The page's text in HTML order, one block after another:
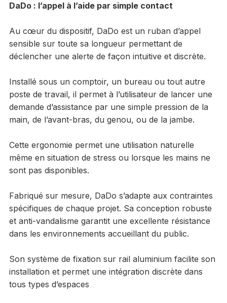
DaDo : l’appel à l’aide par simple contact
Au cœur du dispositif, DaDo est un ruban d’appel
sensible sur toute sa longueur permettant de
déclencher une alerte de façon intuitive et discrète.
Installé sous un comptoir, un bureau ou tout autre
poste de travail, il permet à l’utilisateur de lancer une
demande d’assistance par une simple pression de la
main, de l’avant-bras, du genou, ou de la jambe.
Cette ergonomie permet une utilisation naturelle
même en situation de stress ou lorsque les mains ne
sont pas disponibles.
Fabriqué sur mesure, DaDo s’adapte aux contraintes
spécifiques de chaque projet. Sa conception robuste
et anti-vandalisme garantit une excellente résistance
dans les environnements accueillant du public.
Son système de fixation sur rail aluminium facilite son
installation et permet une intégration discrète dans
tous types d’espaces